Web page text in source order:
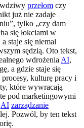
przełom czy
już nie zadaje
tylko „czy dam
się łokciami w
staje się niemal
sędzią. Oto tekst,
wdrożenia AI,
a gdzie staje się
kulturę pracy i
które wywracają
pod marketingowymi
AI zarządzanie
Pozwól, by ten tekst